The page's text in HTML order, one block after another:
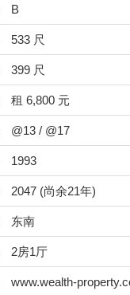
B
533 尺
399 尺
租 6,800 元
@13 / @17
1993
2047 (尚余21年)
东南
2房1厅
www.wealth-